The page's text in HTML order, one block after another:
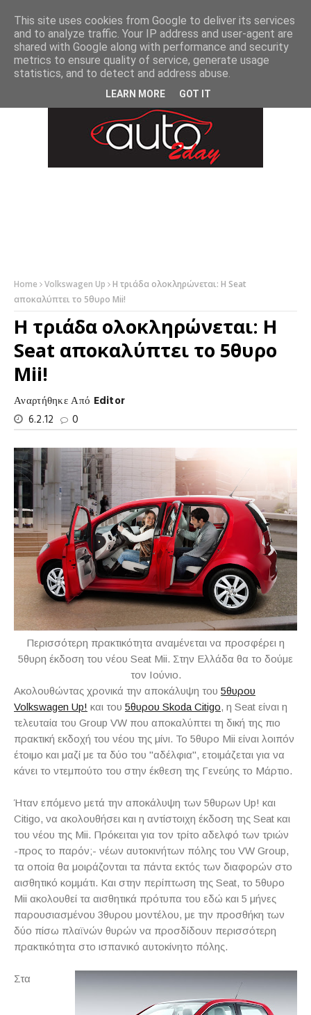
Home Volkswagen Up
Η τριάδα ολοκληρώνεται: Η Seat
αποκαλύπτει το 5θυρο Mii!
Η τριάδα ολοκληρώνεται: Η
Seat αποκαλύπτει το 5θυρο
Mii!
Αναρτήθηκε Από Editor
6.2.12
0
Περισσότερη πρακτικότητα αναμένεται να προσφέρει η
5θυρη έκδοση του νέου Seat Mii. Στην Ελλάδα θα το δούμε
τον Ιούνιο.
Ακολουθώντας χρονικά την αποκάλυψη του 5θυρου
Volkswagen Up! και του 5θυρου Skoda Citigo, η Seat είναι η
τελευταία του Group VW που αποκαλύπτει τη δική της πιο
πρακτική εκδοχή του νέου της μίνι. Το 5θυρο Mii είναι λοιπόν
έτοιμο και μαζί με τα δύο του "αδέλφια", ετοιμάζεται για να
κάνει το ντεμπούτο του στην έκθεση της Γενεύης το Μάρτιο.
Ήταν επόμενο μετά την αποκάλυψη των 5θυρων Up! και
Citigo, να ακολουθήσει και η αντίστοιχη έκδοση της Seat και
του νέου της Mii. Πρόκειται για τον τρίτο αδελφό των τριών
-προς το παρόν;- νέων αυτοκινήτων πόλης του VW Group,
τα οποία θα μοιράζονται τα πάντα εκτός των διαφορών στο
αισθητικό κομμάτι. Και στην περίπτωση της Seat, το 5θυρο
Mii ακολουθεί τα αισθητικά πρότυπα του εδώ και 5 μήνες
παρουσιασμένου 3θυρου μοντέλου, με την προσθήκη των
δύο πίσω πλαϊνών θυρών να προσδίδουν περισσότερη
πρακτικότητα στο ισπανικό αυτοκίνητο πόλης.
Στα
This site uses cookies from Google to deliver its services
and to analyze traffic. Your IP address and user-agent are
shared with Google along with performance and security
metrics to ensure quality of service, generate usage
statistics, and to detect and address abuse.
LEARN MORE GOT IT